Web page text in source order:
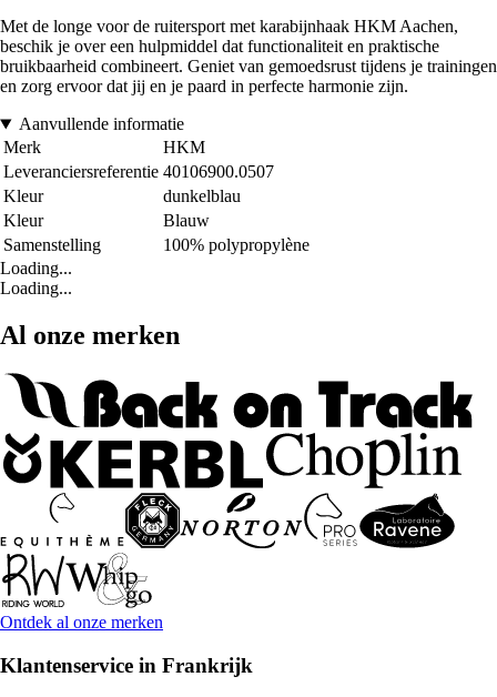
Met de longe voor de ruitersport met karabijnhaak HKM Aachen,
beschik je over een hulpmiddel dat functionaliteit en praktische
bruikbaarheid combineert. Geniet van gemoedsrust tijdens je trainingen
en zorg ervoor dat jij en je paard in perfecte harmonie zijn.
Aanvullende informatie
Merk
HKM
Leveranciersreferentie 40106900.0507
Kleur
dunkelblau
Kleur
Blauw
Samenstelling
100% polypropylène
Loading...
Loading...
Al onze merken
Ontdek al onze merken
Klantenservice in Frankrijk